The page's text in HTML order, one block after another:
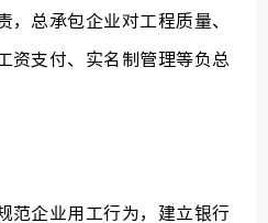
总承包企业对工程质量、
资支付、实名制管理等负总
企业用工行为，建立银行